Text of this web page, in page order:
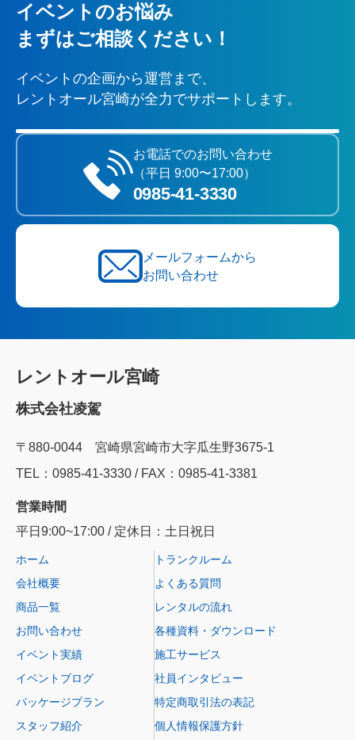
イベントのお悩み
まずはご相談ください！
イベントの企画から運営まで、
レントオール宮崎が全力でサポートします。
お電話でのお問い合わせ
（平日 9:00〜17:00）
0985‐41‐3330
メールフォームから
お問い合わせ
レントオール宮崎
株式会社凌駕
〒880-0044 宮崎県宮崎市大字瓜生野3675-1
TEL：0985‐41‐3330 / FAX：0985-41-3381
営業時間
平日9:00~17:00 / 定休日：土日祝日
ホーム
会社概要
商品一覧
お問い合わせ
イベント実績
イベントブログ
パッケージプラン
スタッフ紹介
トランクルーム
よくある質問
レンタルの流れ
各種資料・ダウンロード
施工サービス
社員インタビュー
特定商取引法の表記
個人情報保護方針